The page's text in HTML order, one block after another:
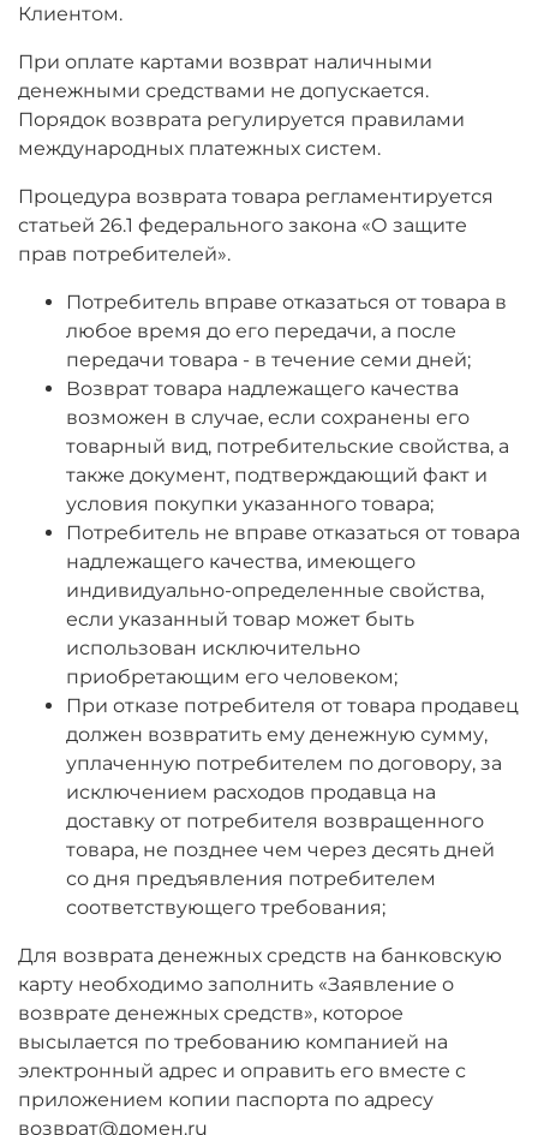
Клиентом.
При оплате картами возврат наличными
денежными средствами не допускается.
Порядок возврата регулируется правилами
международных платежных систем.
Процедура возврата товара регламентируется
статьей 26.1 федерального закона «О защите
прав потребителей».
Потребитель вправе отказаться от товара в
любое время до его передачи, а после
передачи товара - в течение семи дней;
Возврат товара надлежащего качества
возможен в случае, если сохранены его
товарный вид, потребительские свойства, а
также документ, подтверждающий факт и
условия покупки указанного товара;
Потребитель не вправе отказаться от товара
надлежащего качества, имеющего
индивидуально-определенные свойства,
если указанный товар может быть
использован исключительно
приобретающим его человеком;
При отказе потребителя от товара продавец
должен возвратить ему денежную сумму,
уплаченную потребителем по договору, за
исключением расходов продавца на
доставку от потребителя возвращенного
товара, не позднее чем через десять дней
со дня предъявления потребителем
соответствующего требования;
Для возврата денежных средств на банковскую
карту необходимо заполнить «Заявление о
возврате денежных средств», которое
высылается по требованию компанией на
электронный адрес и оправить его вместе с
приложением копии паспорта по адресу
возврат@домен.ru